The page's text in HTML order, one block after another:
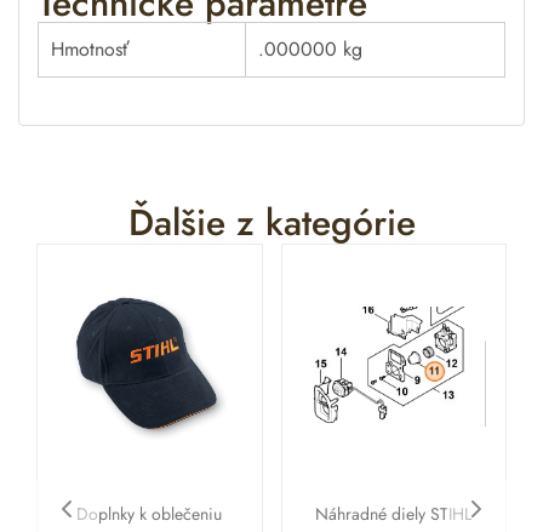
Hmotnosť .000000 kg
Ďalšie z kategórie
Doplnky k oblečeniu
Náhradné diely STIHL